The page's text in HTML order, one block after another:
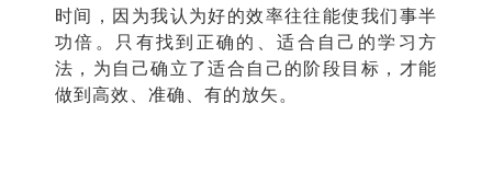
时间，因为我认为好的效率往往能使我们事半
功倍。只有找到正确的、适合自己的学习方
法，为自己确立了适合自己的阶段目标，才能
做到高效、准确、有的放矢。